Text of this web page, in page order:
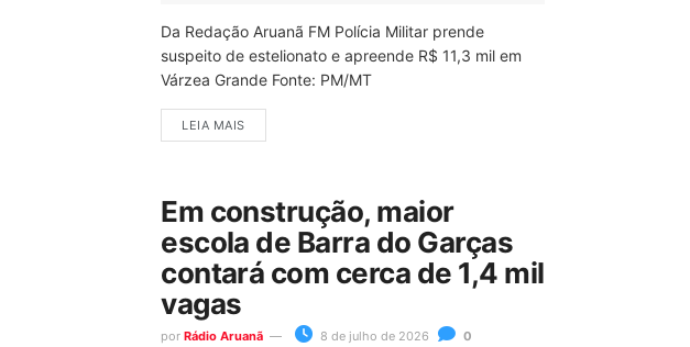
Da Redação Aruanã FM Polícia Militar prende
suspeito de estelionato e apreende R$ 11,3 mil em
Várzea Grande Fonte: PM/MT
LEIA MAIS
Em construção, maior
escola de Barra do Garças
contará com cerca de 1,4 mil
vagas
por Rádio Aruanã 8 de julho de 2026 0